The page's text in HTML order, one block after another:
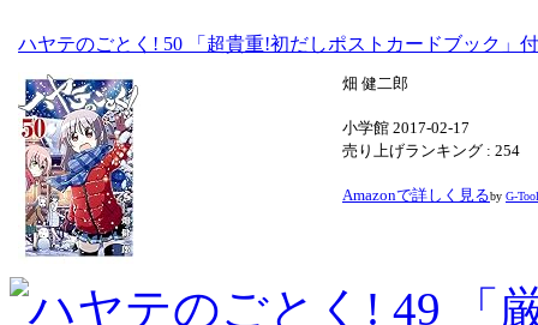
ハヤテのごとく! 50 「超貴重!初だしポストカードブック」
畑 健二郎
小学館 2017-02-17
売り上げランキング : 254
Amazonで詳しく見るby G-